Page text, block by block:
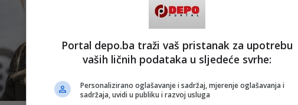
Portal depo.ba traži vaš pristanak za upotrebu
vaših ličnih podataka u sljedeće svrhe:
Personalizirano oglašavanje i sadržaj, mjerenje oglašavanja i
sadržaja, uvidi u publiku i razvoj usluga